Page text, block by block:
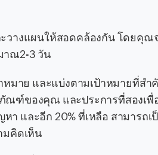
างแผนให้สอดคล้องกัน โดยคุณ
าณ2-3 วัน
มาย และแบ่งตามเป้าหมายที่สำ
ฑ์ของคุณ และประการที่สองเพื่
และอีก 20% ที่เหลือ สามารถ
มคิดเห็น